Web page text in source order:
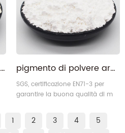
profumo fragrante arancione con aromi fruttati pigmento di polvere aromatica di menta aromatica microcapsule
SGS, certificazione EN71-3 per
garantire la buona qualità di m
1 2 3 4
5